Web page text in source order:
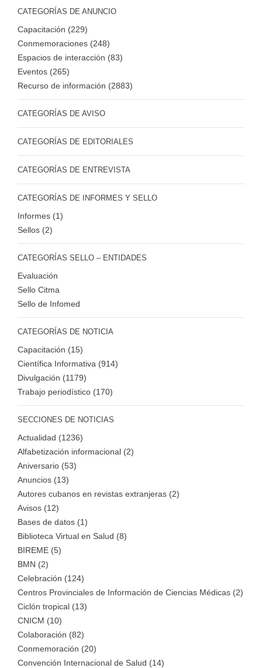
CATEGORÍAS DE ANUNCIO
Capacitación (229)
Conmemoraciones (248)
Espacios de interacción (83)
Eventos (265)
Recurso de información (2883)
CATEGORÍAS DE AVISO
CATEGORÍAS DE EDITORIALES
CATEGORÍAS DE ENTREVISTA
CATEGORÍAS DE INFORMES Y SELLO
Informes (1)
Sellos (2)
CATEGORÍAS SELLO – ENTIDADES
Evaluación
Sello Citma
Sello de Infomed
CATEGORÍAS DE NOTICIA
Capacitación (15)
Científica Informativa (914)
Divulgación (1179)
Trabajo periodístico (170)
SECCIONES DE NOTICIAS
Actualidad (1236)
Alfabetización informacional (2)
Aniversario (53)
Anuncios (13)
Autores cubanos en revistas extranjeras (2)
Avisos (12)
Bases de datos (1)
Biblioteca Virtual en Salud (8)
BIREME (5)
BMN (2)
Celebración (124)
Centros Provinciales de Información de Ciencias Médicas (2)
Ciclón tropical (13)
CNICM (10)
Colaboración (82)
Conmemoración (20)
Convención Internacional de Salud (14)